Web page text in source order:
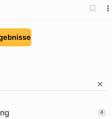
4